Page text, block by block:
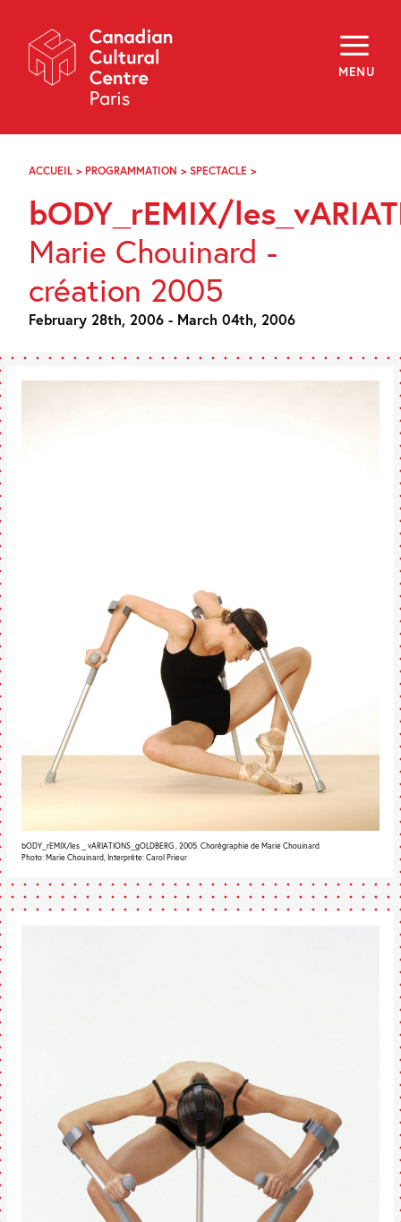
Navigation
MENU
About
Programming
Off-Site
Explore
Archives
f y
EN
ACCUEIL > PROGRAMMATION > SPECTACLE >
bODY_rEMIX/
Marie Chouinard -
création 2005
February 28th, 2006 - March 04th, 2006
bODY_rEMIX/les _ vARIATIONS_gOLDBERG , 2005. Chorégraphie de Marie Chouinard
Photo: Marie Chouinard, Interprète: Carol Prieur